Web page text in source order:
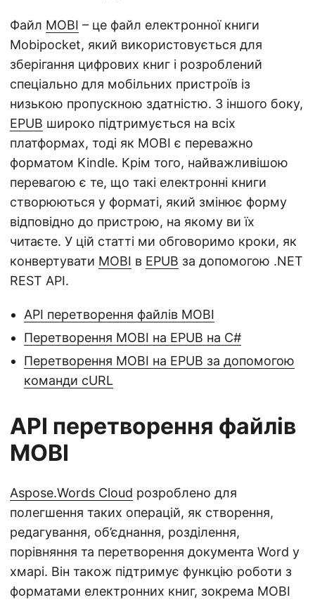
Файл MOBI – це файл електронної книги
Mobipocket, який використовується для
зберігання цифрових книг і розроблений
спеціально для мобільних пристроїв із
низькою пропускною здатністю. З іншого боку,
EPUB широко підтримується на всіх
платформах, тоді як MOBI є переважно
форматом Kindle. Крім того, найважливішою
перевагою є те, що такі електронні книги
створюються у форматі, який змінює форму
відповідно до пристрою, на якому ви їх
читаєте. У цій статті ми обговоримо кроки, як
конвертувати MOBI в EPUB за допомогою .NET
REST API.
API перетворення файлів MOBI
Перетворення MOBI на EPUB на C#
Перетворення MOBI на EPUB за допомогою
команди cURL
API перетворення файлів
MOBI
Aspose.Words Cloud розроблено для
полегшення таких операцій, як створення,
редагування, об’єднання, розділення,
порівняння та перетворення документа Word у
хмарі. Він також підтримує функцію роботи з
форматами електронних книг, зокрема MOBI